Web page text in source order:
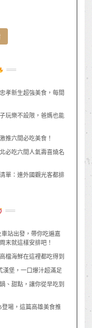
孝新生超強美食，每間
玩樂不設限，爸媽也能
推六間必吃美食！
必吃六間人氣壽喜燒名
單：連外國觀光客都排
站出發，帶你吃遍嘉
末就這樣安排吧！
檔海鮮在這裡都吃得到
漢堡，一口爆汁超滿足
、甜點，讓你從早吃到
場，這篇高雄美食推